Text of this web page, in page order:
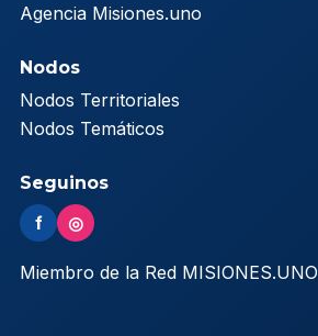
Agencia Misiones.uno
Nodos
Nodos Territoriales
Nodos Temáticos
Seguinos
f ◎
Miembro de la Red MISIONES.UNO